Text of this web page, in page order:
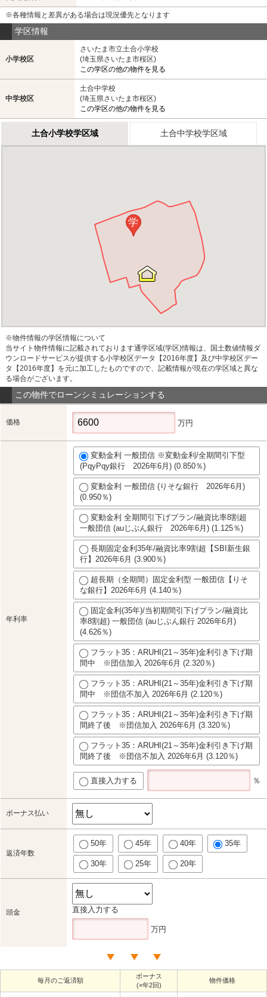
※各種情報と差異がある場合は現況優先となります
学区情報
小学校区
さいたま市立土合小学校
(埼玉県さいたま市桜区)
この学区の他の物件を見る
中学校区
土合中学校
(埼玉県さいたま市桜区)
この学区の他の物件を見る
土合小学校学区域 土合中学校学区域
学
※物件情報の学区情報について
当サイト物件情報に記載されております通学区域(学区)情報は、国土数値情報ダ
ウンロードサービスが提供する小学校区データ【2016年度】及び中学校区デー
タ【2016年度】を元に加工したものですので、記載情報が現在の学区域と異な
る場合がございます。
この物件でローンシミュレーションする
価格 万円
年利率
変動金利 一般団信 ※変動金利/全期間引下型
(PqyPqy銀行 2026年6月) (0.850％)
変動金利 一般団信 (りそな銀行 2026年6月)
(0.950％)
変動金利 全期間引下げプラン/融資比率8割超
一般団信 (auじぶん銀行 2026年6月) (1.125％)
長期固定金利35年/融資比率9割超【SBI新生銀
行】2026年6月 (3.900％)
超長期（全期間）固定金利型 一般団信【りそ
な銀行】2026年6月 (4.140％)
固定金利(35年)/当初期間引下げプラン/融資比
率8割超) 一般団信 (auじぶん銀行 2026年6月)
(4.626％)
フラット35：ARUHI(21～35年)金利引き下げ期
間中 ※団信加入 2026年6月 (2.320％)
フラット35：ARUHI(21～35年)金利引き下げ期
間中 ※団信不加入 2026年6月 (2.120％)
フラット35：ARUHI(21～35年)金利引き下げ期
間終了後 ※団信加入 2026年6月 (3.320％)
フラット35：ARUHI(21～35年)金利引き下げ期
間終了後 ※団信不加入 2026年6月 (3.120％)
直接入力する ％
ボーナス払い
返済年数
50年 45年 40年 35年
30年 25年 20年
頭金 直接入力する
万円
毎月のご返済額
ボーナス
(×年2回)
物件価格